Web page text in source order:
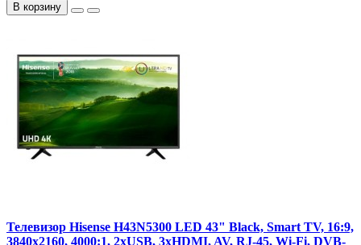
В корзину
Телевизор Hisense H43N5300 LED 43" Black, Smart TV, 16:9,
3840x2160, 4000:1, 2xUSB, 3xHDMI, AV, RJ-45, Wi-Fi, DVB-